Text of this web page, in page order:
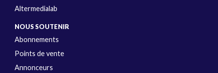
Altermedialab
NOUS SOUTENIR
Abonnements
Points de vente
Annonceurs